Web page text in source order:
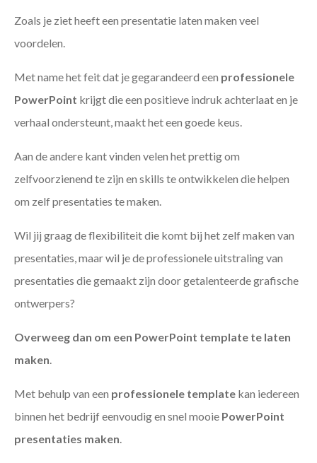
Zoals je ziet heeft een presentatie laten maken veel
voordelen.
Met name het feit dat je gegarandeerd een professionele
PowerPoint krijgt die een positieve indruk achterlaat en je
verhaal ondersteunt, maakt het een goede keus.
Aan de andere kant vinden velen het prettig om
zelfvoorzienend te zijn en skills te ontwikkelen die helpen
om zelf presentaties te maken.
Wil jij graag de flexibiliteit die komt bij het zelf maken van
presentaties, maar wil je de professionele uitstraling van
presentaties die gemaakt zijn door getalenteerde grafische
ontwerpers?
Overweeg dan om een PowerPoint template te laten
maken.
Met behulp van een professionele template kan iedereen
binnen het bedrijf eenvoudig en snel mooie PowerPoint
presentaties maken.